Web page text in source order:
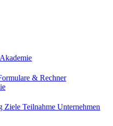
& Rechner
Ziele Teilnahme Unternehmen